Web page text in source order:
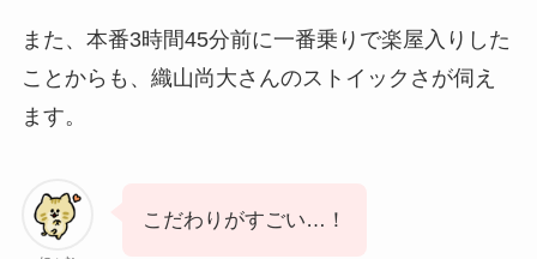
また、本番3時間45分前に一番乗りで楽屋入りした
ことからも、織山尚大さんのストイックさが伺え
ます。
こだわりがすごい…！